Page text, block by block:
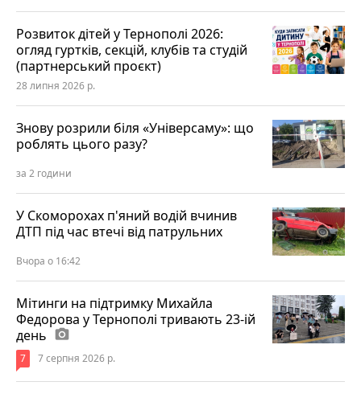
Розвиток дітей у Тернополі 2026:
огляд гуртків, секцій, клубів та студій
(партнерський проєкт)
28 липня 2026 р.
Знову розрили біля «Універсаму»: що
роблять цього разу?
за 2 години
У Скоморохах п'яний водій вчинив
ДТП під час втечі від патрульних
Вчора о 16:42
Мітинги на підтримку Михайла
Федорова у Тернополі тривають 23-ій
день photo_camera
7 7 серпня 2026 р.